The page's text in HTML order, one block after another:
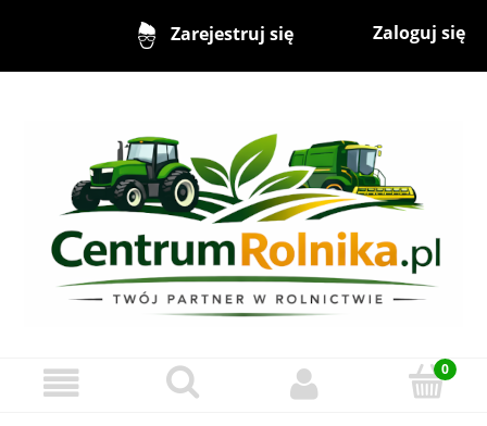
Zarejestruj się Zaloguj się